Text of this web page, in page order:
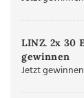
LINZ. 2x 30
gewinnen
Jetzt gewinnen